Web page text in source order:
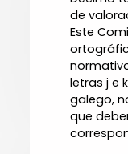
de
Este
letras j e
galego,
que